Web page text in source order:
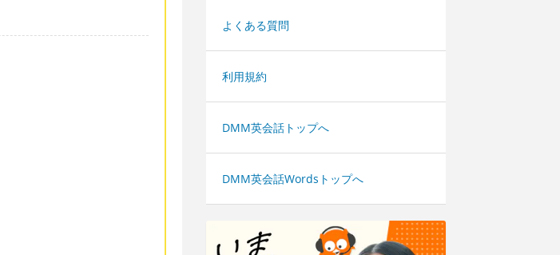
よくある質問
利用規約
DMM英会話トップへ
DMM英会話Wordsトップへ